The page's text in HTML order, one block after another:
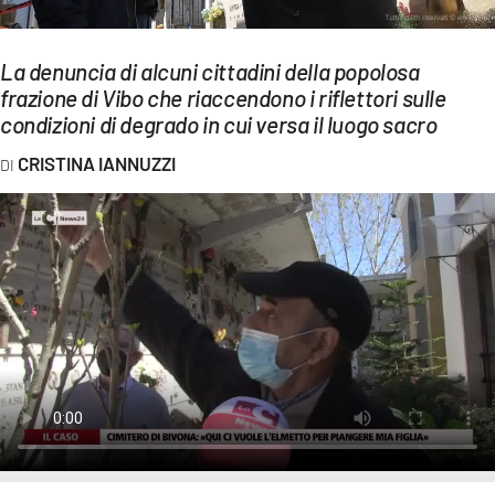
LAC TV
LAC NETWORK
LAC ONAIR
Network
LACPLAY.IT
LACTV.IT
LACONAIR.IT
LACITYMAG.IT
ILREGGINO.IT
La denuncia di alcuni cittadini della popolosa
frazione di Vibo che riaccendono i riflettori sulle
condizioni di degrado in cui versa il luogo sacro
CRISTINA IANNUZZI